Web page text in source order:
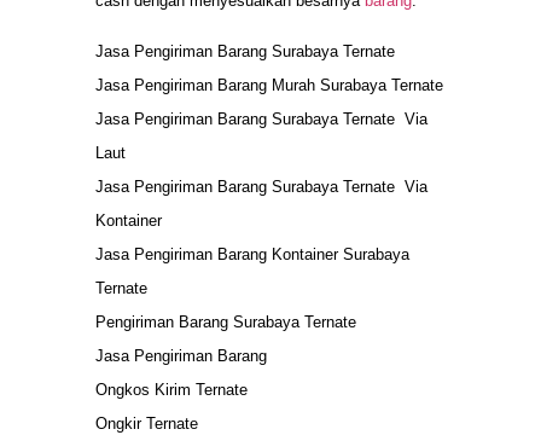
Jasa Pengiriman Barang Surabaya Ternate
Jasa Pengiriman Barang Murah Surabaya Ternate
Jasa Pengiriman Barang Surabaya Ternate Via
Laut
Jasa Pengiriman Barang Surabaya Ternate Via
Kontainer
Jasa Pengiriman Barang Kontainer Surabaya
Ternate
Pengiriman Barang Surabaya Ternate
Jasa Pengiriman Barang
Ongkos Kirim Ternate
Ongkir Ternate